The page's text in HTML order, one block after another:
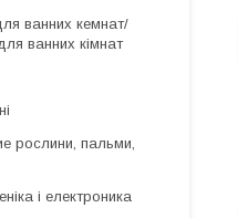
ванних кемнат/
ванних кімнат
рослини, пальми,
і електроника